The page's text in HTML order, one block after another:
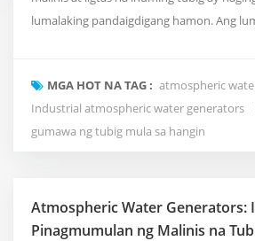
lumalaking pandaigdigang hamon. Ang
suplay ng tubig ay naghihikayat sa mga
bago at mas matalinong paraan upang
MGA HOT NA TAG : atmospheric
Industrial atmospheric water generators
gumawa ng tubig mula sa hangin
Atmospheric Water Generators:
Pinagmumulan ng Malinis na